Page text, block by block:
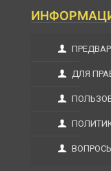
ДЛЯ